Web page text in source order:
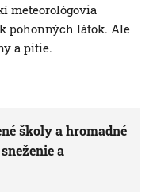
meteorológovia
pohonných látok. Ale
a pitie.
školy a hromadné
a